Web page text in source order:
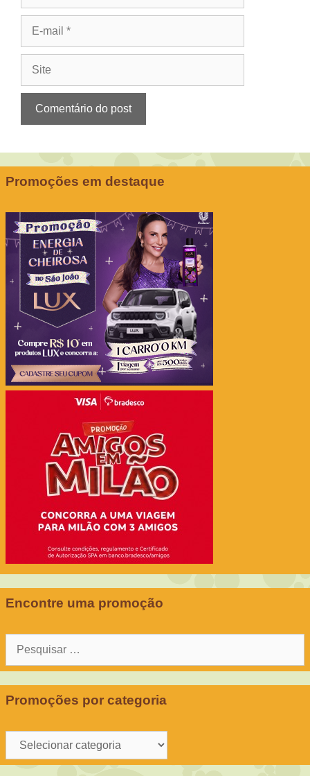
Promoções em destaque
Encontre uma promoção
Promoções por categoria
Promoções
por